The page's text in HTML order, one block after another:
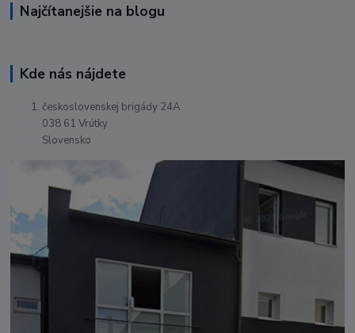
Najčítanejšie na blogu
Kde nás nájdete
československej brigády 24A
038 61 Vrútky
Slovensko